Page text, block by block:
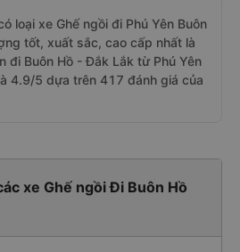
loại xe Ghế ngồi đi Phú Yên Buôn
tốt, xuất sắc, cao cấp nhất là
đi Buôn Hồ - Đắk Lắk từ Phú Yên
4.9/5 dựa trên 417 đánh giá của
xe Ghế ngồi Đi Buôn Hồ